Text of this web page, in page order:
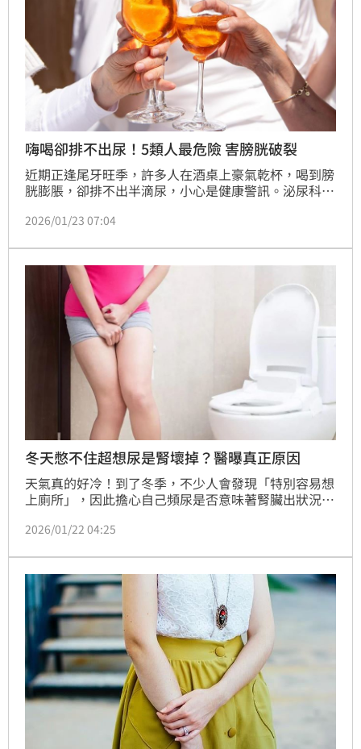
嗨喝卻排不出尿！5類人最危險 害膀胱破裂
近期正逢尾牙旺季，許多人在酒桌上豪氣乾杯，喝到膀
胱膨脹，卻排不出半滴尿，小心是健康警訊。泌尿科醫
尿道括約肌功能，造成急性尿滯留，並分享5類人酒後
2026/01/23 07:04
冬天憋不住超想尿是腎壞掉？醫曝真正原因
天氣真的好冷！到了冬季，不少人會發現「特別容易想
上廁所」，因此擔心自己頻尿是否意味著腎臟出狀況。
這種情況稱為冷利尿現象，原因出在人體在寒冷環境下
預防。（記者：簡浩正）
2026/01/22 04:25